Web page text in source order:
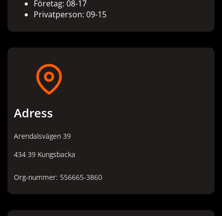
Företag: 08-17
Privatperson: 09-15
Adress
Arendalsvägen 39
434 39 Kungsbacka
Org-nummer: 556665-3860